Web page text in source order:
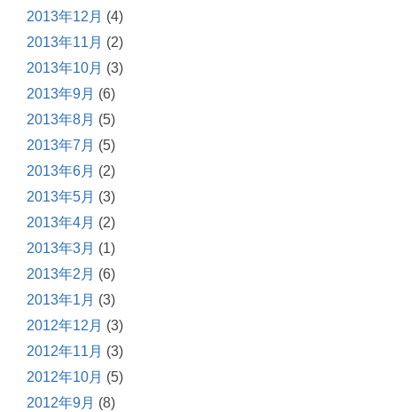
2013年12月 (4)
2013年11月 (2)
2013年10月 (3)
2013年9月 (6)
2013年8月 (5)
2013年7月 (5)
2013年6月 (2)
2013年5月 (3)
2013年4月 (2)
2013年3月 (1)
2013年2月 (6)
2013年1月 (3)
2012年12月 (3)
2012年11月 (3)
2012年10月 (5)
2012年9月 (8)